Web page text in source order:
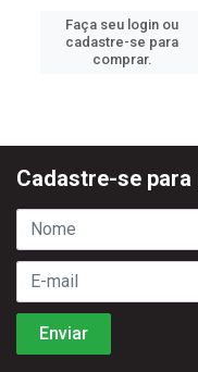
Faça seu login ou
cadastre-se para
comprar.
Cadastre-se